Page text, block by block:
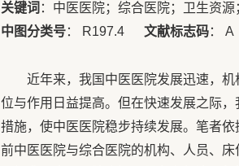
关键词 ：中医医院；综合医院；卫生资
中图分类号： R197.4 文献标志码：
近年来，我国中医医院发展迅速，
位与作用日益提高。但在快速发展之际
措施，使中医医院稳步持续发展。笔者
前中医医院与综合医院的机构、人员、